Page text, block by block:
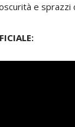
e sprazzi